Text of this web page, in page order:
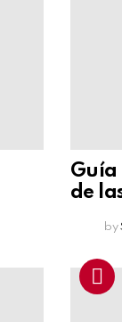
Guía
de
by